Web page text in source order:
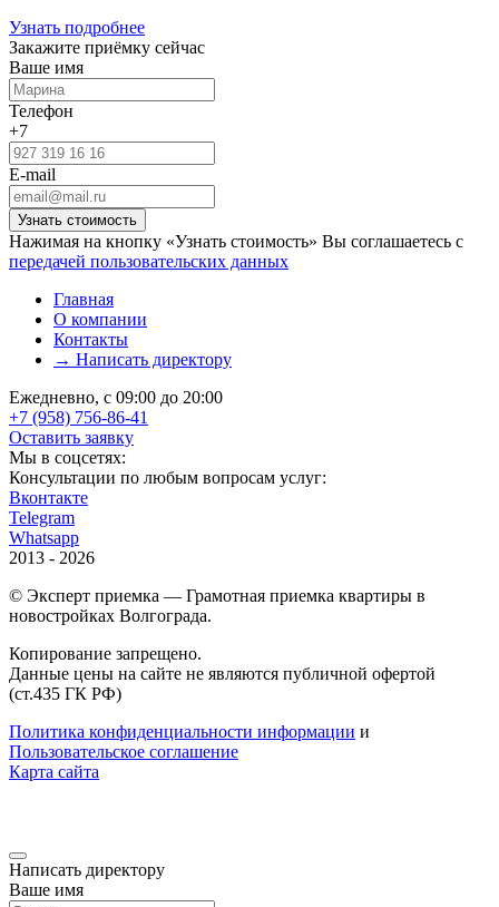
Узнать подробнее
Закажите приёмку сейчас
Ваше имя
Телефон
+7
E-mail
Нажимая на кнопку «Узнать стоимость» Вы соглашаетесь с
передачей пользовательских данных
Главная
О компании
Контакты
→ Написать директору
Ежедневно, с 09:00 до 20:00
+7 (958) 756-86-41
Оставить заявку
Мы в соцсетях:
Консультации по любым вопросам услуг:
Вконтакте
Telegram
Whatsapp
2013 - 2026
© Эксперт приемка — Грамотная приемка квартиры в
новостройках Волгограда.
Копирование запрещено.
Данные цены на сайте не являются публичной офертой
(ст.435 ГК РФ)
Политика конфиденциальности информации и
Пользовательское соглашение
Карта сайта
Написать директору
Ваше имя